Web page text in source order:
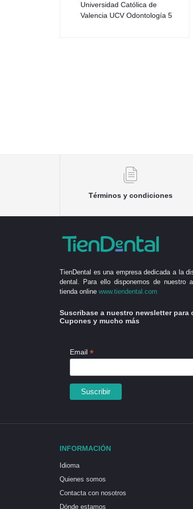
Universidad Católica de
Valencia UCV Odontología 5
Términos y condiciones
TienDental es una empresa dedicada a la
dental. Para ello disponemos de nuestro
tienda online www.tiendental.com
Suscribase a nuestro newsletter para
Cupones y mucho más
Email *
INFORMACIÓN
Idioma
Quienes somos
Contacta con nosotros
Dónde estamos